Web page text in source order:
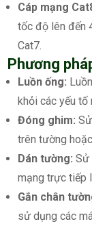
Cáp mạng
tốc độ lên đến
Cat7.
Phương
Luồn ống:
khỏi các yếu tố
Đóng ghim:
trên tường
Dán tường: Sử
mạng trực tiếp
Gắn chân
sử dụng các